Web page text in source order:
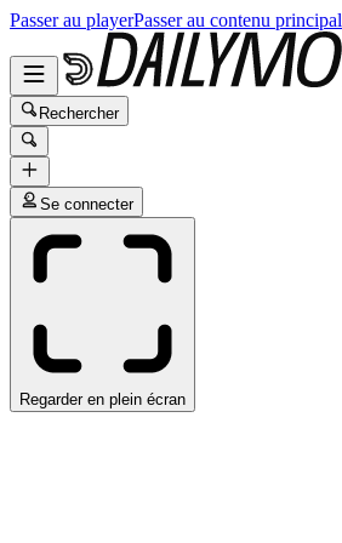
Passer au playerPasser au contenu principal
Rechercher
Se connecter
Regarder en plein écran